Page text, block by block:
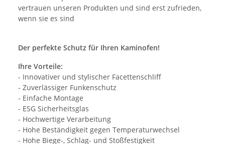
vertrauen unseren Produkten und sind erst zufrieden,
wenn sie es sind
Der perfekte Schutz für Ihren Kaminofen!
Ihre Vorteile:
- Innovativer und stylischer Facettenschliff
- Zuverlässiger Funkenschutz
- Einfache Montage
- ESG Sicherheitsglas
- Hochwertige Verarbeitung
- Hohe Beständigkeit gegen Temperaturwechsel
- Hohe Biege-, Schlag- und Stoßfestigkeit